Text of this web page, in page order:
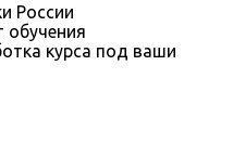
России
курса под ваши